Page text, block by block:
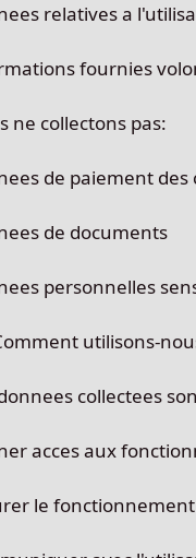
relatives a
fournies
ne collectons pas:
de paiement des
de documents
personnelles
utilisons-
collectees
acces aux
le